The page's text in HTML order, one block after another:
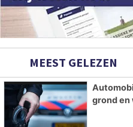
MEEST GELEZEN
grond en